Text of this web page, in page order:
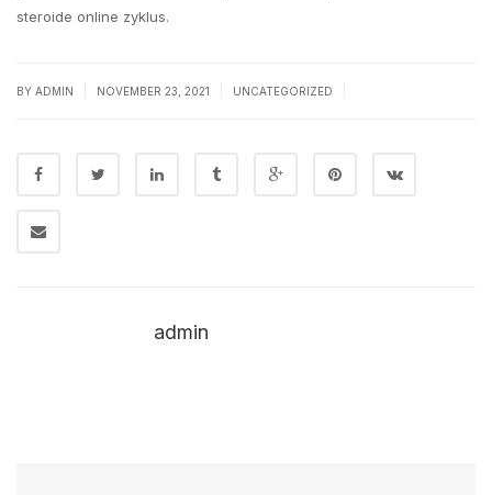
steroide online zyklus.
BY ADMIN NOVEMBER 23, 2021 UNCATEGORIZED
admin